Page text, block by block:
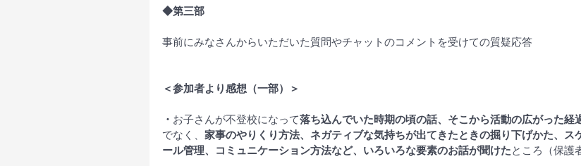
◆第三部
事前にみなさんからいただいた質問やチャットのコメントを受けての質疑応答
＜参加者より感想（一部）＞
・ お子さんが不登校になって落ち込んでいた時期の頃の話、そこから活動の広がった経
でなく、 家事のやりくり方法、ネガティブな気持ちが出てきたときの掘り下げかた、ス
ール管理、コミュニケーション方法など、いろいろな要素のお話が聞けたところ（保護